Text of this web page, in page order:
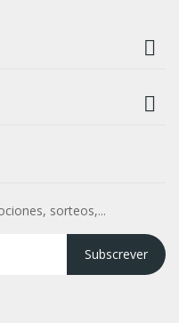


sorteos,...
Subscrever